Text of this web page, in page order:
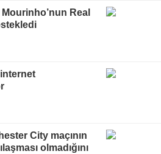
Real
City maçının
olmadığını